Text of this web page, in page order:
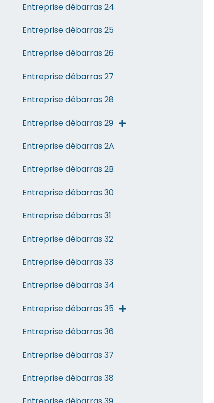
Entreprise débarras 24
Entreprise débarras 25
Entreprise débarras 26
Entreprise débarras 27
Entreprise débarras 28
Entreprise débarras 29
Entreprise débarras 2A
Entreprise débarras 2B
Entreprise débarras 30
Entreprise débarras 31
Entreprise débarras 32
Entreprise débarras 33
Entreprise débarras 34
Entreprise débarras 35
Entreprise débarras 36
Entreprise débarras 37
Entreprise débarras 38